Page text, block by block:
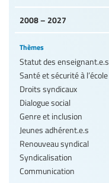
2008 – 2027
Thèmes
Statut des enseignant.e.s
Santé et sécurité à l’école
Droits syndicaux
Dialogue social
Genre et inclusion
Jeunes adhérent.e.s
Renouveau syndical
Syndicalisation
Communication